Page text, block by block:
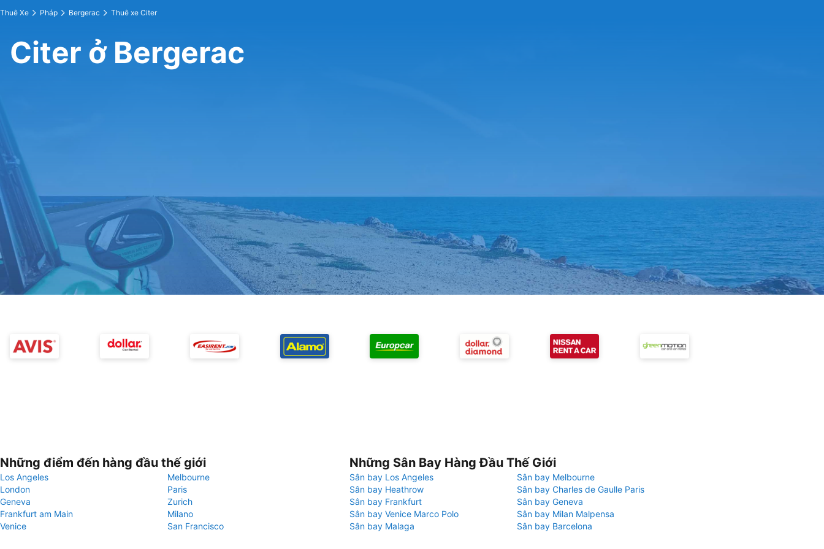
Thuê Xe Pháp Bergerac Thuê xe Citer
Citer ở Bergerac
Những điểm đến hàng đầu thế giới
Los Angeles
Melbourne
London
Paris
Geneva
Zurich
Frankfurt am Main
Milano
Venice
San Francisco
Những Sân Bay Hàng Đầu Thế Giới
Sân bay Los Angeles
Sân bay Melbourne
Sân bay Heathrow
Sân bay Charles de Gaulle Paris
Sân bay Frankfurt
Sân bay Geneva
Sân bay Venice Marco Polo
Sân bay Milan Malpensa
Sân bay Malaga
Sân bay Barcelona